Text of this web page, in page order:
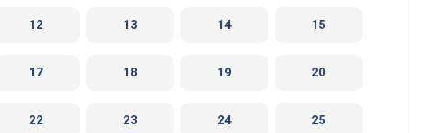
12 13 14 15
17 18 19 20
22 23 24 25